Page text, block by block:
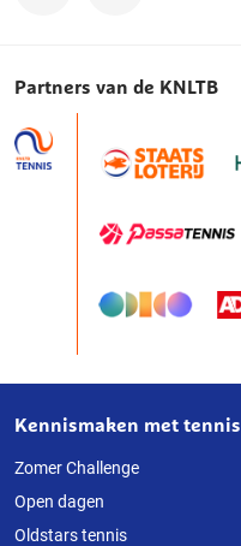
Partners van de KNLTB
Over
deze
website
Kennismaken met tennis
Zomer Challenge
Open dagen
Oldstars tennis